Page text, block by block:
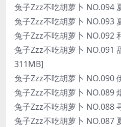
兔子Zzz不吃胡萝卜 NO.094
兔子Zzz不吃胡萝卜 NO.093
兔子Zzz不吃胡萝卜 NO.092
兔子Zzz不吃胡萝卜 NO.091
311MB]
兔子Zzz不吃胡萝卜 NO.090
兔子Zzz不吃胡萝卜 NO.089
兔子Zzz不吃胡萝卜 NO.088
兔子Zzz不吃胡萝卜 NO.087